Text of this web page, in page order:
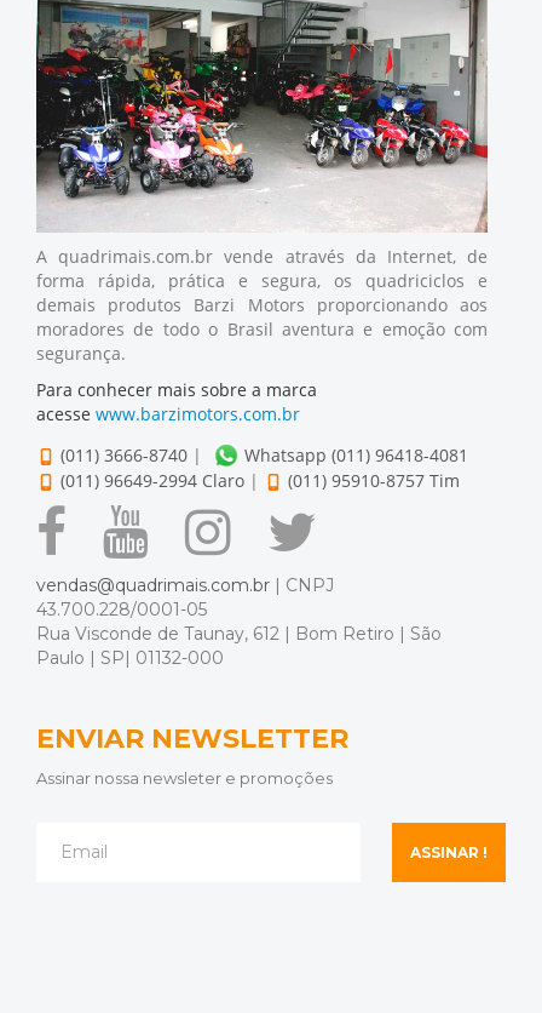
A quadrimais.com.br vende através da Internet, de
forma rápida, prática e segura, os quadriciclos e
demais produtos Barzi Motors proporcionando aos
moradores de todo o Brasil aventura e emoção com
segurança.
Para conhecer mais sobre a marca
acesse www.barzimotors.com.br
(011) 3666-8740 |
Whatsapp (011) 96418-4081
(011) 96649-2994 Claro | (011) 95910-8757 Tim
vendas@quadrimais.com.br | CNPJ
43.700.228/0001-05
Rua Visconde de Taunay, 612 | Bom Retiro | São
Paulo | SP| 01132-000
ENVIAR NEWSLETTER
Assinar nossa newsleter e promoções
ASSINAR !